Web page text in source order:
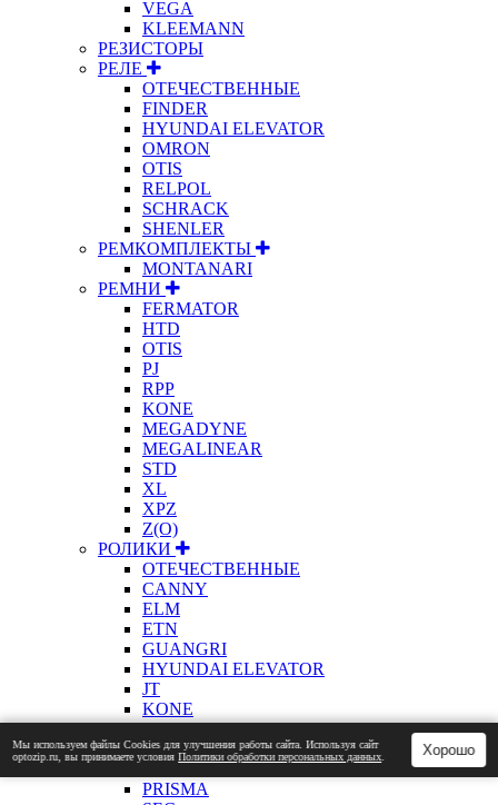
VEGA
KLEEMANN
РЕЗИСТОРЫ
РЕЛЕ
ОТЕЧЕСТВЕННЫЕ
FINDER
HYUNDAI ELEVATOR
OMRON
OTIS
RELPOL
SCHRACK
SHENLER
РЕМКОМПЛЕКТЫ
MONTANARI
РЕМНИ
FERMATOR
HTD
OTIS
PJ
RPP
KONE
MEGADYNE
MEGALINEAR
STD
XL
XPZ
Z(О)
РОЛИКИ
ОТЕЧЕСТВЕННЫЕ
CANNY
ELM
ETN
GUANGRI
HYUNDAI ELEVATOR
JT
KONE
ЛАТРЭС
MITSUBISHI
OTIS
PRISMA
Мы используем файлы Сookies для улучшения работы сайта. Используя сайт
optozip.ru, вы принимаете условияПолитики обработки персональных данных Хорошо